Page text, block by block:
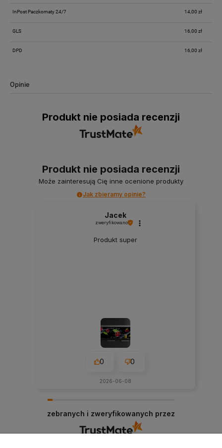
InPost Paczkomaty 24/7 14,00 zł
GLS 16,00 zł
DPD 16,00 zł
Opinie
Produkt nie posiada recenzji
Produkt nie posiada recenzji
Może zainteresują Cię inne ocenione produkty
Jak zbieramy opinie?
Jacek
zweryfikowano
Produkt super
0 0
2026-06-08
zebranych i zweryfikowanych przez